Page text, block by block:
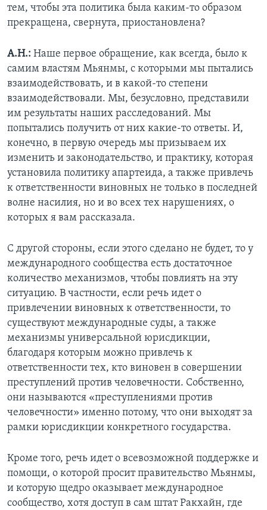
тем, чтобы эта политика была каким-то образом
прекращена, свернута, приостановлена?
А.Н.: Наше первое обращение, как всегда, было к
самим властям Мьянмы, с которыми мы пытались
взаимодействовать, и в какой-то степени
взаимодействовали. Мы, безусловно, представили
им результаты наших расследований. Мы
попытались получить от них какие-то ответы. И,
конечно, в первую очередь мы призываем их
изменить и законодательство, и практику, которая
установила политику апартеида, а также привлечь
к ответственности виновных не только в последней
волне насилия, но и во всех тех нарушениях, о
которых я вам рассказала.
С другой стороны, если этого сделано не будет, то у
международного сообщества есть достаточное
количество механизмов, чтобы повлиять на эту
ситуацию. В частности, если речь идет о
привлечении виновных к ответственности, то
существуют международные суды, а также
механизмы универсальной юрисдикции,
благодаря которым можно привлечь к
ответственности тех, кто виновен в совершении
преступлений против человечности. Собственно,
они называются «преступлениями против
человечности» именно потому, что они выходят за
рамки юрисдикции конкретного государства.
Кроме того, речь идет о всевозможной поддержке и
помощи, о которой просит правительство Мьянмы,
и которую щедро оказывает международное
сообщество, хотя доступ в сам штат Ракхайн, где